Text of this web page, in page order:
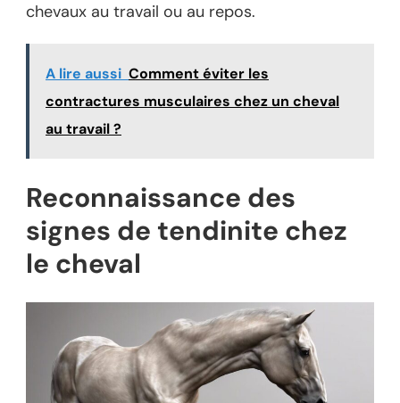
chevaux au travail ou au repos.
A lire aussi Comment éviter les
contractures musculaires chez un cheval
au travail ?
Reconnaissance des
signes de tendinite chez
le cheval